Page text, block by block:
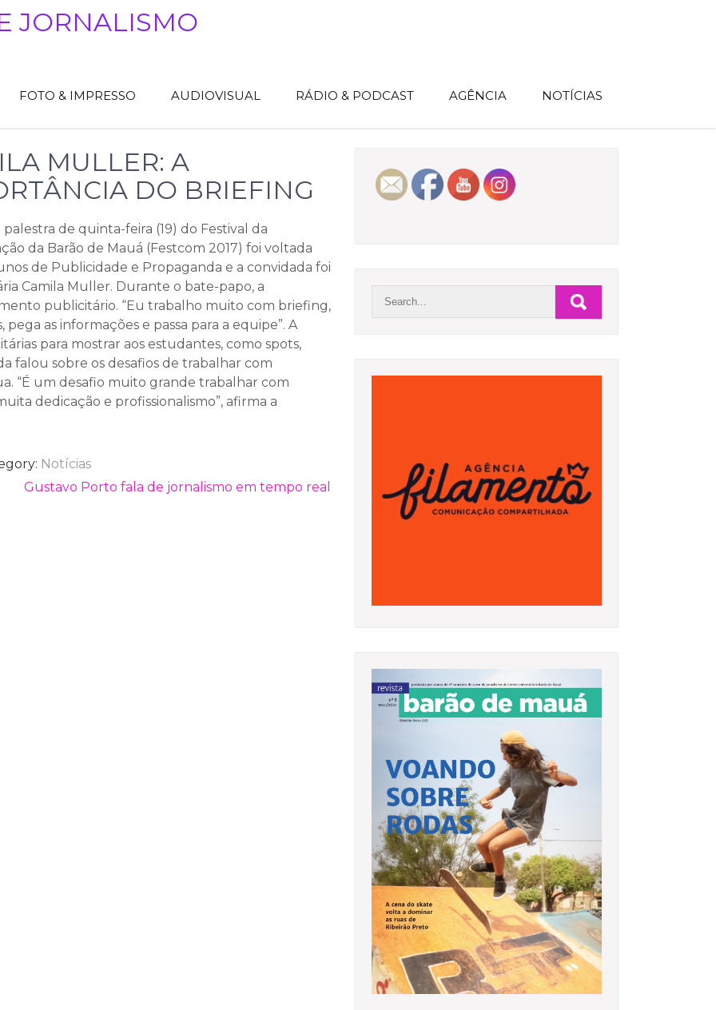
JORNALISMO
FOTO & IMPRESSO AUDIOVISUAL RÁDIO & PODCAST AGÊNCIA NOTÍCIAS
MULLER: A
DO BRIEFING
palestra de quinta-feira (19) do Festival da
da Barão de Mauá (Festcom 2017) foi voltada
de Publicidade e Propaganda e a convidada foi
Camila Muller. Durante o bate-papo, a
publicitário. “Eu trabalho muito com briefing,
as informações e passa para a equipe”. A
para mostrar aos estudantes, como spots,
falou sobre os desafios de trabalhar com
“É um desafio muito grande trabalhar com
dedicação e profissionalismo”, afirma a
Notícias
Gustavo Porto fala de jornalismo em tempo real